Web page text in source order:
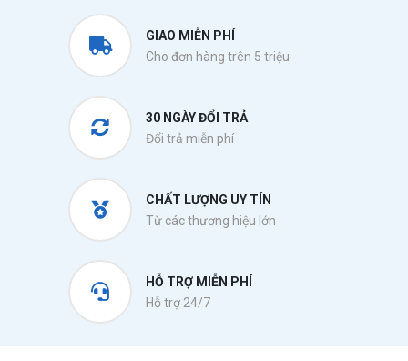
GIAO MIỄN PHÍ
Cho đơn hàng trên 5 triệu
30 NGÀY ĐỔI TRẢ
Đổi trả miễn phí
CHẤT LƯỢNG UY TÍN
Từ các thương hiệu lớn
HỖ TRỢ MIỄN PHÍ
Hỗ trợ 24/7